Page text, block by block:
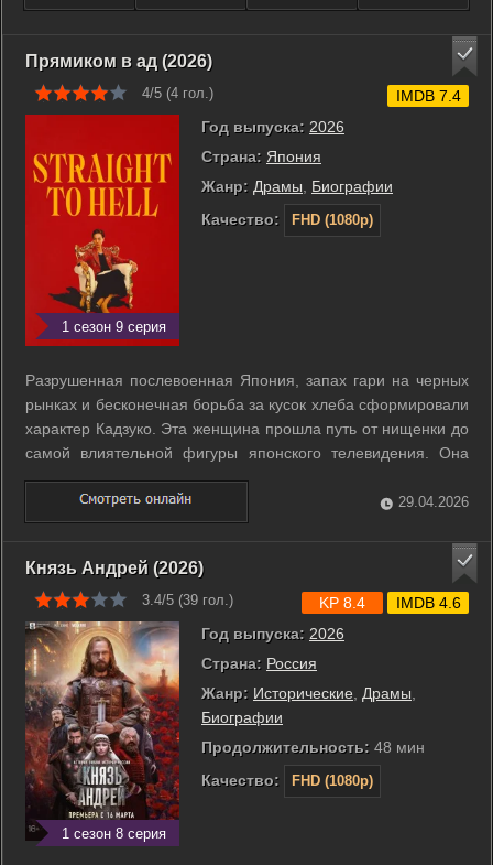
Прямиком в ад (2026)
4/5 (4 гол.)
1 сезон 9 серия
Год выпуска: 2026
Страна: Япония
Жанр: Драмы
Биографии
Качество:
FHD (1080p)
IMDB 7.4
Разрушенная послевоенная Япония, запах гари на черных
рынках и бесконечная борьба за кусок хлеба сформировали
характер Кадзуко. Эта женщина прошла путь от нищенки до
самой влиятельной фигуры японского телевидения. Она
стала пророчицей, чье слово могло как спасти
отчаявшегося, так и публично приговорить человека к
социальному изгнанию. Миллионы ...
29.04.2026
Князь Андрей (2026)
3.4/5 (39 гол.)
1 сезон 8 серия
Год выпуска: 2026
Страна: Россия
Жанр: Исторические Драмы
Биографии
Продолжительность: 48 мин
Качество:
FHD (1080p)
KP 8.4 IMDB 4.6